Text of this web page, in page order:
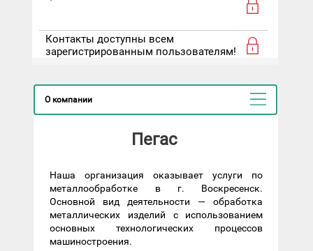
Контакты доступны всем
зарегистрированным пользователям!
О компании
Пегас
Наша организация оказывает услуги по
металлообработке в г. Воскресенск.
Основной вид деятельности — обработка
металлических изделий с использованием
основных технологических процессов
машиностроения.